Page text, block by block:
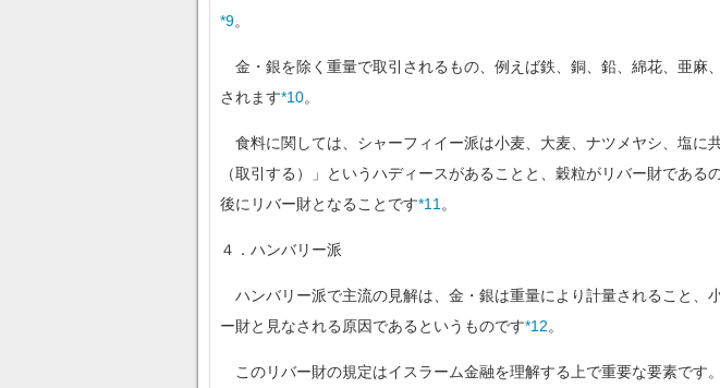
*9。
金・銀を除く重量で取引されるもの、例えば鉄、銅、鉛、綿花、亜麻
されます*10。
食料に関しては、シャーフィイー派は小麦、大麦、ナツメヤシ、塩に
（取引する）」というハディースがあることと、穀粒がリバー財であ
後にリバー財となることです*11 。
４．ハンバリー派
ハンバリー派で主流の見解は、金・銀は重量により計量されること、
ー財と見なされる原因であるというものです*12。
このリバー財の規定はイスラーム金融を理解する上で重要な要素です